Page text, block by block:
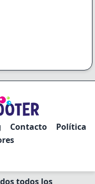
Contacto
Política
todos los